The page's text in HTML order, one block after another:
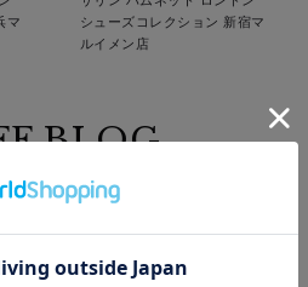
マ
シューズコレクション 新宿マ
ルイメン店
BLOG
ンオンブルーサマーニット入荷
シン